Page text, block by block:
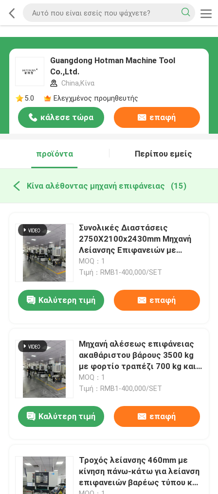
Guangdong Hotman Machine Tool
Co.,Ltd.
China,Κίνα
5.0
Ελεγχμένος προμηθευτής
κάλεσε τώρα επαφή
προϊόντα Περίπου εμείς
Κίνα αλέθοντας μηχανή επιφάνειας (15)
Συνολικές Διαστάσεις
2750X2100x2430mm Μηχανή
Λείανσης Επιφανειών με
Κινητήρα Κεφαλής Τροχού
1.1KW και Ταχύτητα Τραπεζιού
MOQ：1
Τιμή：RMB1-400,000/SET
Καλύτερη τιμή επαφή
Μηχανή αλέσεως επιφάνειας
ακαθάριστου βάρους 3500 kg
με φορτίο τραπέζι 700 kg και
μέγιστο ύψος αλέσεως 200
mm
MOQ：1
Τιμή：RMB1-400,000/SET
Καλύτερη τιμή επαφή
Τροχός λείανσης 460mm με
κίνηση πάνω-κάτω για λείανση
επιφανειών βαρέως τύπου και